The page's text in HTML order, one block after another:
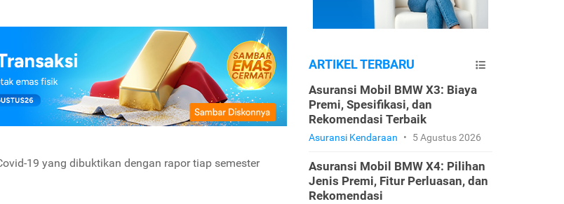
19 yang dibuktikan dengan rapor tiap semester
ARTIKEL TERBARU
Asuransi Mobil BMW X3: Biaya
Premi, Spesifikasi, dan
Rekomendasi Terbaik
Asuransi Kendaraan • 5 Agustus 2026
Asuransi Mobil BMW X4: Pilihan
Jenis Premi, Fitur Perluasan, dan
Rekomendasi